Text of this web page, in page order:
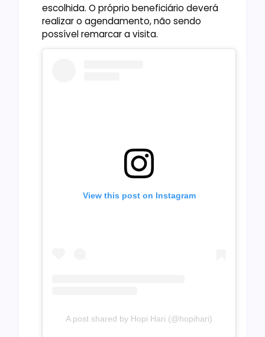
escolhida. O próprio beneficiário deverá
realizar o agendamento, não sendo
possível remarcar a visita.
View this post on Instagram
A post shared by Hopi Hari (@hopihari)